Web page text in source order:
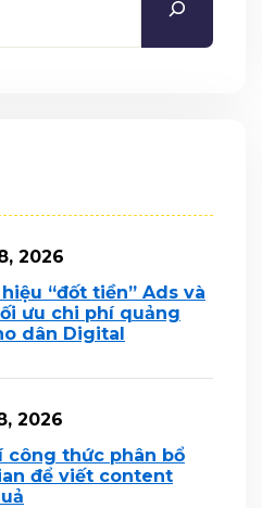
2026
“đốt tiền” Ads và
ưu chi phí quảng
dân Digital
2026
công thức phân bổ
để viết content